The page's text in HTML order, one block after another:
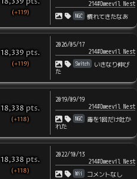
18,339
(+119)
214#Dweevil Nest
NGC 慣れてきたなあ
18,339 pts.
(+119)
2026/05/17
214#Dweevil Nest
Switch
いきなり伸び
た
18,338 pts.
(+118)
2019/09/19
214#Dweevil Nest
NGC
毒を1回だけ吐か
れた
18,338 pts.
(+118)
2022/10/13
214#Dweevil Nest
Wii コメントなし